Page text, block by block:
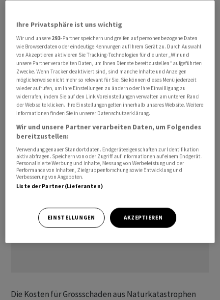
Türkei-Erdbeben und Hurrikan
In der Sach- und Haftpflichtrückversicherung (P&C Re)
resultierte ein Gewinn auf 1,9 Milliarden Dollar nach
gerade 312 Millionen im Vorjahr. Zurückzuführen sei dies
nicht zuletzt auf eine «robuste Underwriting-
Performance und disziplinierte
Vertragserneuerungen», hiess es.
Die Kosten für Grossschäden aus Naturkatastrophen
Ihre Privatsphäre ist uns wichtig
Wir und unsere 293-Partner speichern und greifen auf personenbezogene Daten
wie Browserdaten oder eindeutige Kennungen auf Ihrem Gerät zu. Durch Auswahl
von Akzeptieren aktivieren Sie Tracking-Technologien für die unter „Wir und
unsere Partner verarbeiten Daten, um Ihnen Dienste bereitzustellen“ aufgeführten
Zwecke. Wenn Tracker deaktiviert sind, sind manche Inhalte und Anzeigen
möglicherweise nicht mehr so relevant für Sie. Sie können dieses Menü jederzeit
wieder aufrufen, um Ihre Einstellungen zu ändern oder Ihre Einwilligung zu
widerrufen, indem Sie auf den Link Voreinstellungen verwalten am unteren Rand
der Webseite klicken. Ihre Einstellungen gelten innerhalb unseres Website. Weitere
Informationen finden Sie in unserer Datenschutzerklärung.
Wir und unsere Partner verarbeiten Daten, um Folgendes
bereitzustellen:
Verwendung genauer Standortdaten. Endgeräteeigenschaften zur Identifikation
aktiv abfragen. Speichern von oder Zugriff auf Informationen auf einem Endgerät.
Personalisierte Werbung und Inhalte, Messung von Werbeleistung und der
Performance von Inhalten, Zielgruppenforschung sowie Entwicklung und
Verbesserung von Angeboten.
Liste der Partner (Lieferanten)
EINSTELLUNGEN AKZEPTIEREN